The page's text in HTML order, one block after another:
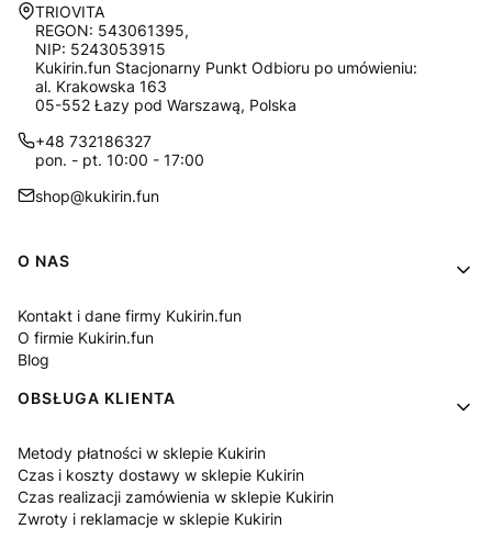
Adres:
TRIOVITA
REGON: 543061395,
NIP: 5243053915
Kukirin.fun Stacjonarny Punkt Odbioru po umówieniu:
al. Krakowska 163
05-552 Łazy pod Warszawą, Polska
+48 732186327
pon. - pt. 10:00 - 17:00
shop@kukirin.fun
Linki w stopce
O NAS
Kontakt i dane firmy Kukirin.fun
O firmie Kukirin.fun
Blog
OBSŁUGA KLIENTA
Metody płatności w sklepie Kukirin
Czas i koszty dostawy w sklepie Kukirin
Czas realizacji zamówienia w sklepie Kukirin
Zwroty i reklamacje w sklepie Kukirin